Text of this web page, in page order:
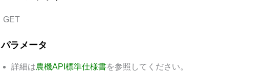
GET
パラメータ
詳細は農機API標準仕様書を参照してください。